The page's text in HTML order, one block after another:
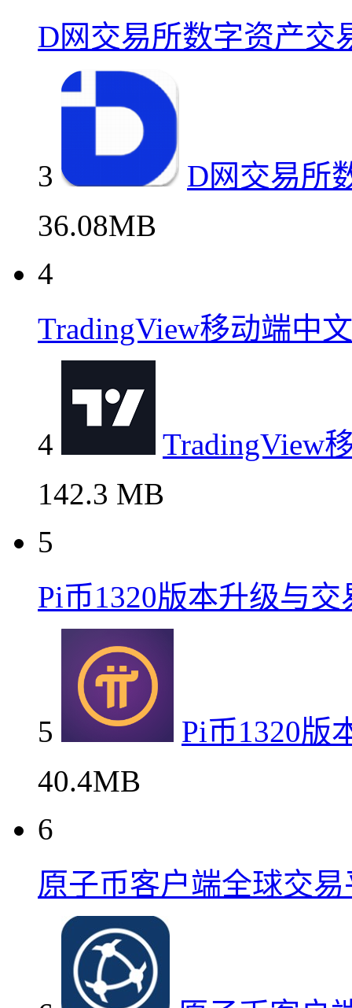
D网交易所数字资产交
3
D网交易所
36.08MB
4
TradingView移动端中
4
TradingView
142.3 MB
5
Pi币1320版本升级与交
5
Pi币1320版
40.4MB
6
原子币客户端全球交